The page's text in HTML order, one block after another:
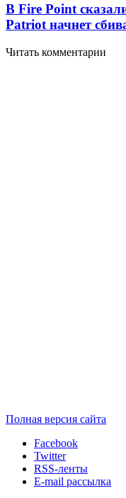
В Fire Point
Patriot начнет
Читать комментарии
Полная версия сайта
Facebook
Twitter
RSS-ленты
E-mail рассылка